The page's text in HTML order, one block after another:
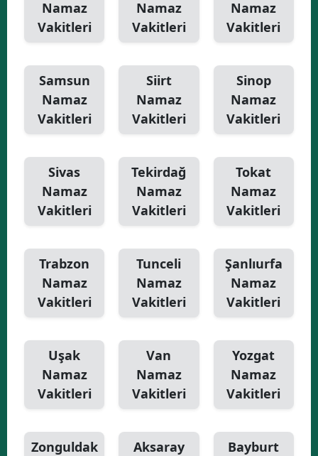
Namaz
Vakitleri
Namaz
Vakitleri
Namaz
Vakitleri
Samsun
Namaz
Vakitleri
Siirt
Namaz
Vakitleri
Sinop
Namaz
Vakitleri
Sivas
Namaz
Vakitleri
Tekirdağ
Namaz
Vakitleri
Tokat
Namaz
Vakitleri
Trabzon
Namaz
Vakitleri
Tunceli
Namaz
Vakitleri
Şanlıurfa
Namaz
Vakitleri
Uşak
Namaz
Vakitleri
Van
Namaz
Vakitleri
Yozgat
Namaz
Vakitleri
Zonguldak
Aksaray
Bayburt